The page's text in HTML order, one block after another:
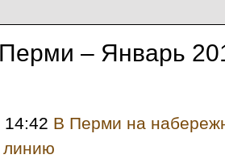
– Январь
14:42 В Перми на
линию